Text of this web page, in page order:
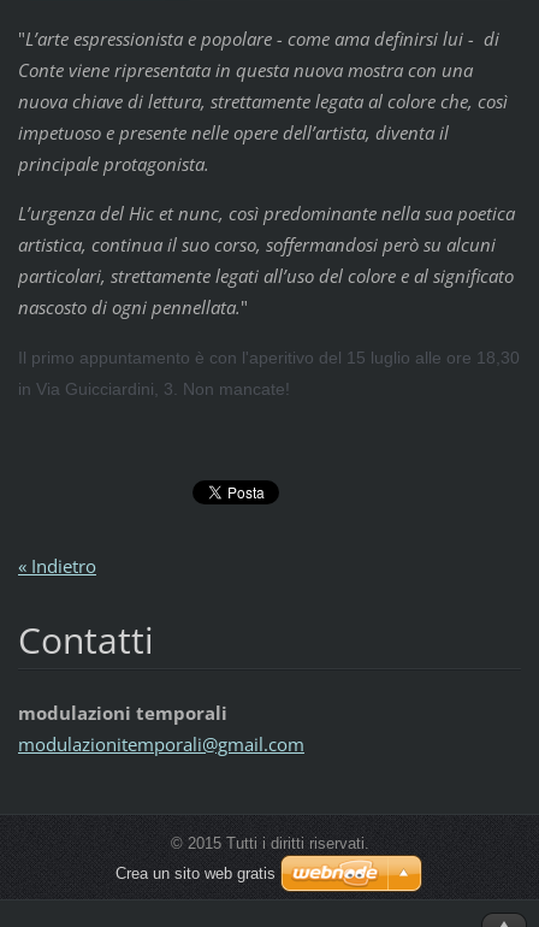
"L’arte espressionista e popolare - come ama definirsi lui - di
Conte viene ripresentata in questa nuova mostra con una
nuova chiave di lettura, strettamente legata al colore che, così
impetuoso e presente nelle opere dell’artista, diventa il
principale protagonista.
L’urgenza del Hic et nunc, così predominante nella sua poetica
artistica, continua il suo corso, soffermandosi però su alcuni
particolari, strettamente legati all’uso del colore e al significato
nascosto di ogni pennellata."
Il primo appuntamento è con l'aperitivo del 15 luglio alle ore 18,30
in Via Guicciardini, 3. Non mancate!
« Indietro
Contatti
modulazioni temporali
modulazionitemporali@gmail.com
© 2015 Tutti i diritti riservati.
Crea un sito web gratis